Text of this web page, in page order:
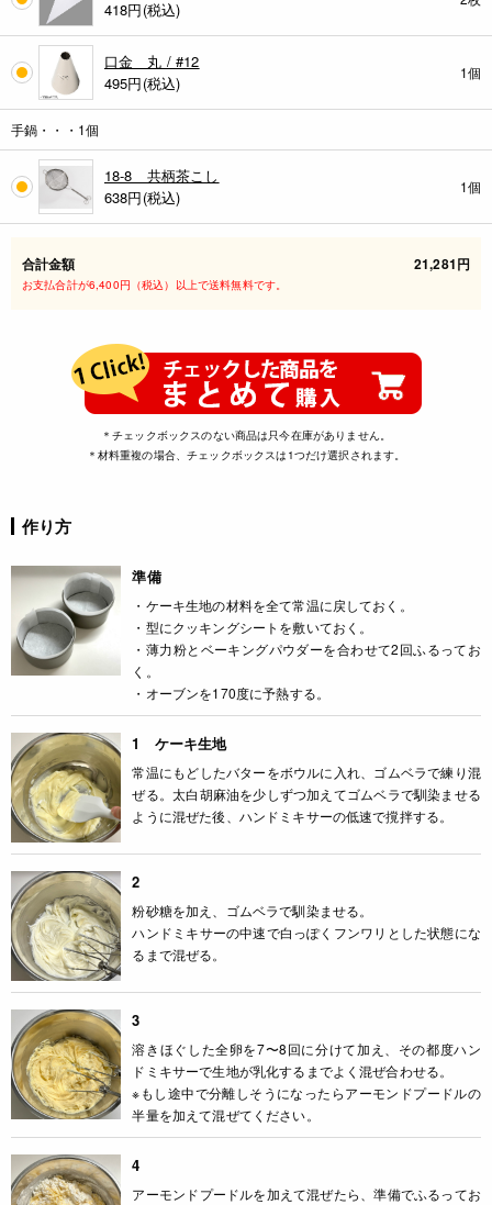
418円(税込)
口金 丸 / #12
495円(税込)
1個
手鍋・・・1個
18-8 共柄茶こし
638円(税込)
1個
合計金額 21,281円
お支払合計が6,400円（税込）以上で送料無料です。
＊チェックボックスのない商品は只今在庫がありません。
＊材料重複の場合、チェックボックスは1つだけ選択されます。
作り方
準備
・ケーキ生地の材料を全て常温に戻しておく。
・型にクッキングシートを敷いておく。
・薄力粉とベーキングパウダーを合わせて2回ふるってお
く。
・オーブンを170度に予熱する。
1 ケーキ生地
常温にもどしたバターをボウルに入れ、ゴムベラで練り混
ぜる。太白胡麻油を少しずつ加えてゴムベラで馴染ませる
ように混ぜた後、ハンドミキサーの低速で撹拌する。
2
粉砂糖を加え、ゴムベラで馴染ませる。
ハンドミキサーの中速で白っぽくフンワリとした状態にな
るまで混ぜる。
3
溶きほぐした全卵を7〜8回に分けて加え、その都度ハン
ドミキサーで生地が乳化するまでよく混ぜ合わせる。
※もし途中で分離しそうになったらアーモンドプードルの
半量を加えて混ぜてください。
4
アーモンドプードルを加えて混ぜたら、準備でふるってお